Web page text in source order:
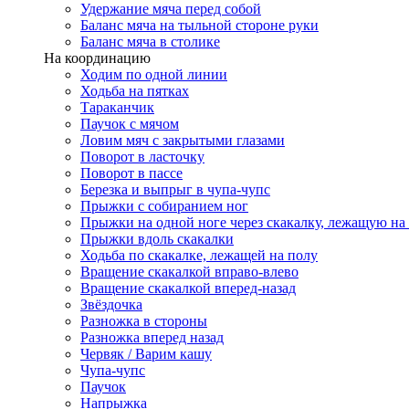
Удержание мяча перед собой
Баланс мяча на тыльной стороне руки
Баланс мяча в столике
На координацию
Ходим по одной линии
Ходьба на пятках
Тараканчик
Паучок с мячом
Ловим мяч с закрытыми глазами
Поворот в ласточку
Поворот в пассе
Березка и выпрыг в чупа-чупс
Прыжки с собиранием ног
Прыжки на одной ноге через скакалку, лежащую на
Прыжки вдоль скакалки
Ходьба по скакалке, лежащей на полу
Вращение скакалкой вправо-влево
Вращение скакалкой вперед-назад
Звёздочка
Разножка в стороны
Разножка вперед назад
Червяк / Варим кашу
Чупа-чупс
Паучок
Напрыжка